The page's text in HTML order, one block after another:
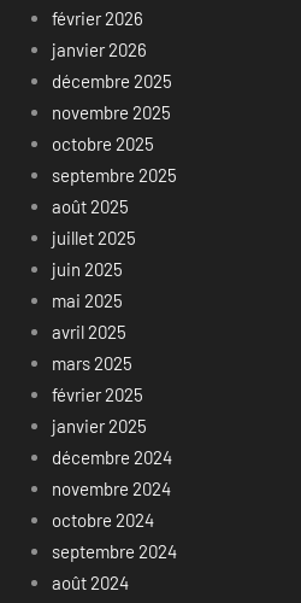
février 2026
janvier 2026
décembre 2025
novembre 2025
octobre 2025
septembre 2025
août 2025
juillet 2025
juin 2025
mai 2025
avril 2025
mars 2025
février 2025
janvier 2025
décembre 2024
novembre 2024
octobre 2024
septembre 2024
août 2024